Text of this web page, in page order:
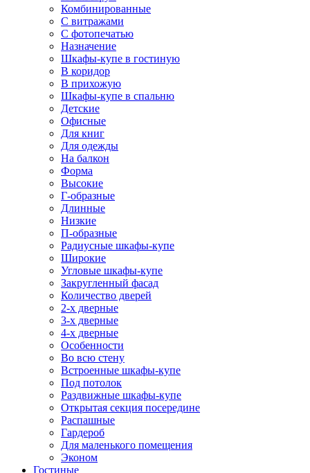
Комбинированные
С витражами
С фотопечатью
Назначение
Шкафы-купе в гостиную
В коридор
В прихожую
Шкафы-купе в спальню
Детские
Офисные
Для книг
Для одежды
На балкон
Форма
Высокие
Г-образные
Длинные
Низкие
П-образные
Радиусные шкафы-купе
Широкие
Угловые шкафы-купе
Закругленный фасад
Количество дверей
2-х дверные
3-х дверные
4-х дверные
Особенности
Во всю стену
Встроенные шкафы-купе
Под потолок
Раздвижные шкафы-купе
Открытая секция посередине
Распашные
Гардероб
Для маленького помещения
Эконом
Гостиные